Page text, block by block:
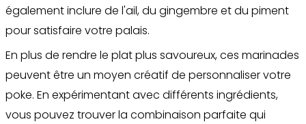
également inclure de l'ail, du gingembre et du piment
pour satisfaire votre palais.
En plus de rendre le plat plus savoureux, ces marinades
peuvent être un moyen créatif de personnaliser votre
poke. En expérimentant avec différents ingrédients,
vous pouvez trouver la combinaison parfaite qui